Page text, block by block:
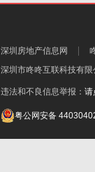
深圳房地产信息网
深圳市咚咚互联科技有限
违法和不良信息举报： 请
粤公网安备